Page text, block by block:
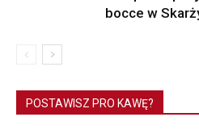
bocce w
POSTAWISZ PRO KAWĘ?